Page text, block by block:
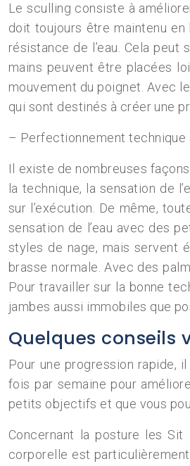
Le sculling consiste à
doit toujours être maintenu
résistance de l’eau. Cela
mains peuvent être placées
mouvement du poignet. Avec
qui sont destinés à créer une
– Perfectionnement technique
Il existe de nombreuses
la technique, la sensation de
sur l’exécution. De même,
sensation de l’eau avec des
styles de nage, mais servent
brasse normale. Avec des
Pour travailler sur la bonne
jambes aussi immobiles que
Quelques conseils
Pour une progression rapide,
fois par semaine pour
petits objectifs et que vous
Concernant la posture les
corporelle est